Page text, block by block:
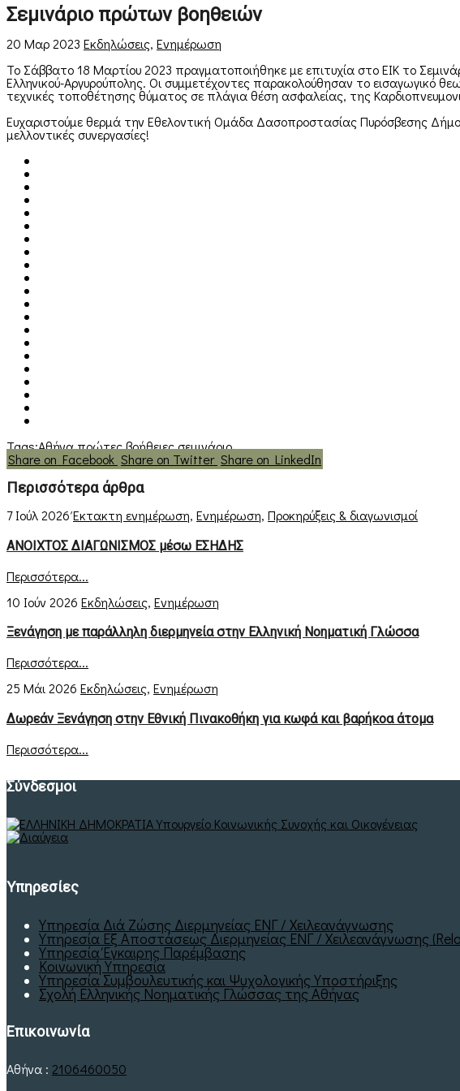
Σεμινάριο πρώτων βοηθειών
20 Μαρ 2023 Εκδηλώσεις, Ενημέρωση
Το Σάββατο 18 Μαρτίου 2023 πραγματοποιήθηκε με επιτυχία στο ΕΙΚ το
Ελληνικού-Αργυρούπολης. Οι συμμετέχοντες παρακολούθησαν το εισαγωγικό
τεχνικές τοποθέτησης θύματος σε πλάγια θέση ασφαλείας, της
Ευχαριστούμε θερμά την Εθελοντική Ομάδα Δασοπροστασίας Πυρόσβεσης
μελλοντικές συνεργασίες!
Tags:Αθήναπρώτες βοήθειεςσεμινάριο
Share on Facebook Share on Twitter Share on LinkedIn
Περισσότερα άρθρα
7 Ιούλ 2026 Έκτακτη ενημέρωση, Ενημέρωση, Προκηρύξεις & διαγωνισμοί
ΑΝΟΙΧΤΟΣ ΔΙΑΓΩΝΙΣΜΟΣ μέσω ΕΣΗΔΗΣ
Περισσότερα...
10 Ιούν 2026 Εκδηλώσεις, Ενημέρωση
Ξενάγηση με παράλληλη διερμηνεία στην Ελληνική Νοηματική Γλώσσα
Περισσότερα...
25 Μάι 2026 Εκδηλώσεις, Ενημέρωση
Δωρεάν Ξενάγηση στην Εθνική Πινακοθήκη για κωφά και βαρήκοα άτομα
Περισσότερα...
Σύνδεσμοι
Υπηρεσίες
Υπηρεσία Διά Ζώσης Διερμηνείας ΕΝΓ / Χειλεανάγνωσης
Υπηρεσία Εξ Αποστάσεως Διερμηνείας ΕΝΓ / Χειλεανάγνωσης
Υπηρεσία Έγκαιρης Παρέμβασης
Κοινωνική Υπηρεσία
Υπηρεσία Συμβουλευτικής και Ψυχολογικής Υποστήριξης
Σχολή Ελληνικής Νοηματικής Γλώσσας της Αθήνας
Επικοινωνία
Αθήνα : 2106460050